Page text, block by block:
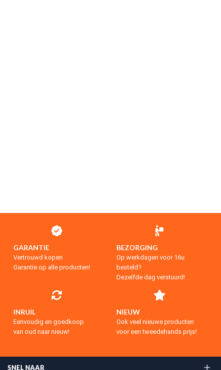
GARANTIE
Vertrouwd kopen
Garantie op alle producten!
BEZORGING
Op werkdagen voor 16u
besteld?
Dezelfde dag verstuurd!
INRUIL
Eenvoudig en goedkoop
van oud naar nieuw!
NIEUW
Ook veel nieuwe producten
voor een tweedehands prijs!
SNEL NAAR